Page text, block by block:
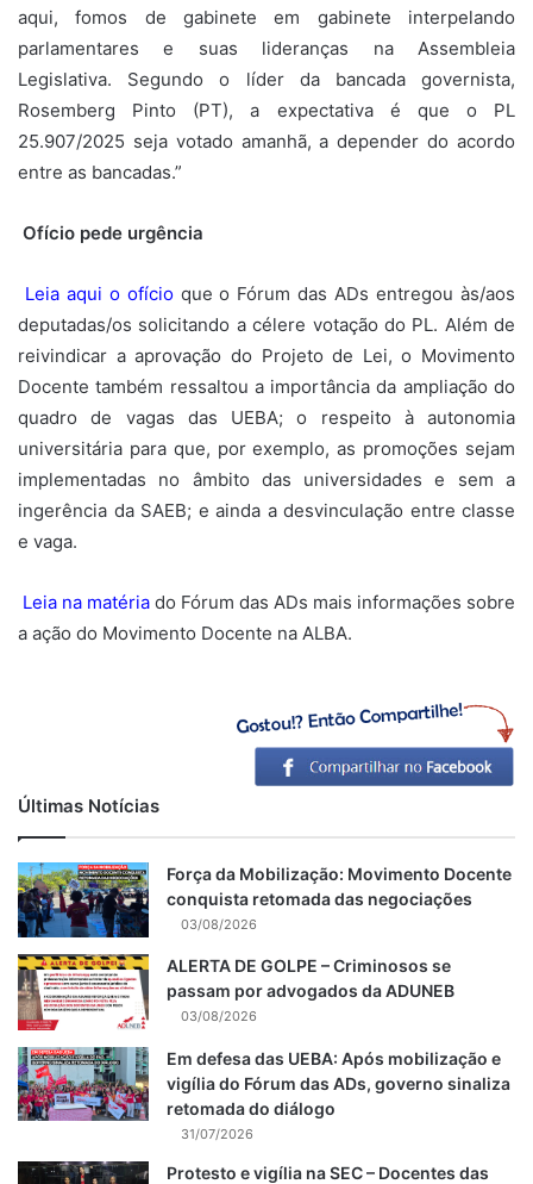
aqui, fomos de gabinete em gabinete interpelando
parlamentares e suas lideranças na Assembleia
Legislativa. Segundo o líder da bancada governista,
Rosemberg Pinto (PT), a expectativa é que o PL
25.907/2025 seja votado amanhã, a depender do acordo
entre as bancadas.”
Ofício pede urgência
Leia aqui o ofícioque o Fórum das ADs entregou às/aos
deputadas/os solicitando a célere votação do PL. Além de
reivindicar a aprovação do Projeto de Lei, o Movimento
Docente também ressaltou a importância da ampliação do
quadro de vagas das UEBA; o respeito à autonomia
universitária para que, por exemplo, as promoções sejam
implementadas no âmbito das universidades e sem a
ingerência da SAEB; e ainda a desvinculação entre classe
e vaga.
Leia na matéria do Fórum das ADs mais informações sobre
a ação do Movimento Docente na ALBA.
Últimas Notícias
Força da Mobilização: Movimento Docente
conquista retomada das negociações
03/08/2026
ALERTA DE GOLPE – Criminosos se
passam por advogados da ADUNEB
03/08/2026
Em defesa das UEBA: Após mobilização e
vigília do Fórum das ADs, governo sinaliza
retomada do diálogo
31/07/2026
Protesto e vigília na SEC – Docentes das